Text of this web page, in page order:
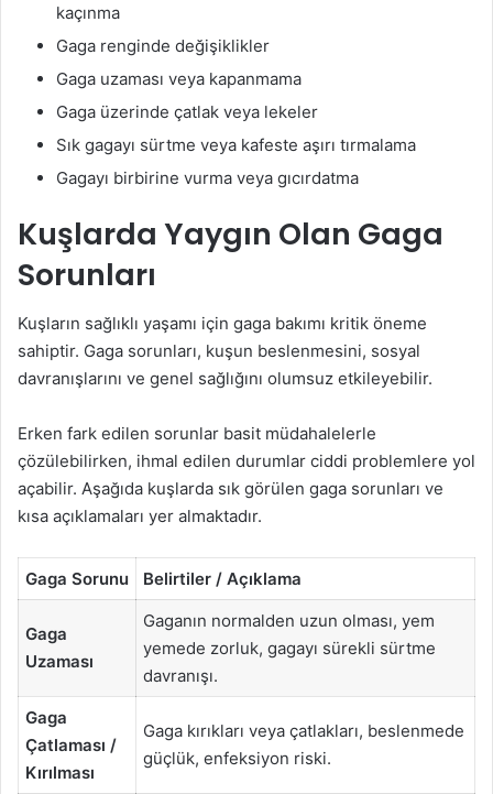
kaçınma
Gaga renginde değişiklikler
Gaga uzaması veya kapanmama
Gaga üzerinde çatlak veya lekeler
Sık gagayı sürtme veya kafeste aşırı tırmalama
Gagayı birbirine vurma veya gıcırdatma
Kuşlarda Yaygın Olan Gaga
Sorunları
Kuşların sağlıklı yaşamı için gaga bakımı kritik öneme
sahiptir. Gaga sorunları, kuşun beslenmesini, sosyal
davranışlarını ve genel sağlığını olumsuz etkileyebilir.
Erken fark edilen sorunlar basit müdahalelerle
çözülebilirken, ihmal edilen durumlar ciddi problemlere yol
açabilir. Aşağıda kuşlarda sık görülen gaga sorunları ve
kısa açıklamaları yer almaktadır.
Gaga Sorunu Belirtiler / Açıklama
Gaga
Uzaması
Gaganın normalden uzun olması, yem
yemede zorluk, gagayı sürekli sürtme
davranışı.
Gaga
Çatlaması /
Kırılması
Gaga kırıkları veya çatlakları, beslenmede
güçlük, enfeksiyon riski.